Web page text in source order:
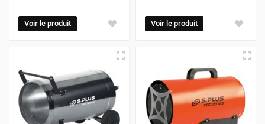
Voir le produit Voir le produit